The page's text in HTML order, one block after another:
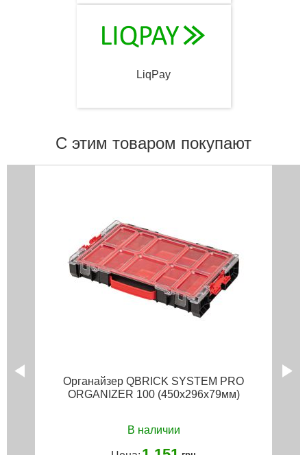
LiqPay
С этим товаром покупают
Органайзер QBRICK SYSTEM PRO
ORGANIZER 100 (450x296x79мм)
В наличии